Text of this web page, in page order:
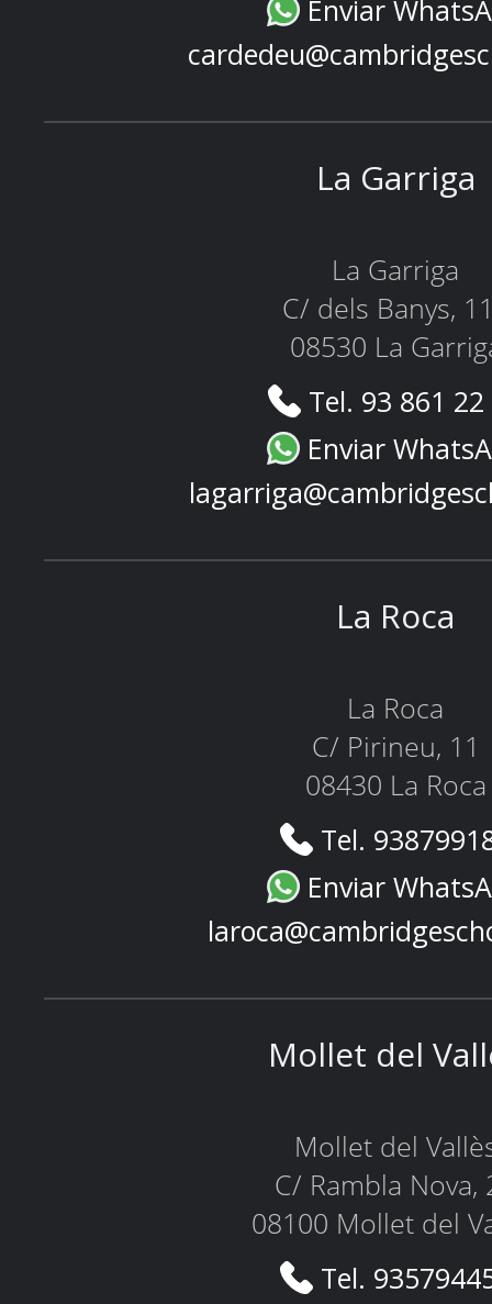
Enviar
La Garriga
La Garriga
C/ dels Banys,
08530 La
Tel. 93 861
Enviar
La Roca
La Roca
C/ Pirineu, 11
08430 La Roca
Tel.
Enviar
Mollet del
Mollet del
C/ Rambla Nova,
08100 Mollet del
Tel.